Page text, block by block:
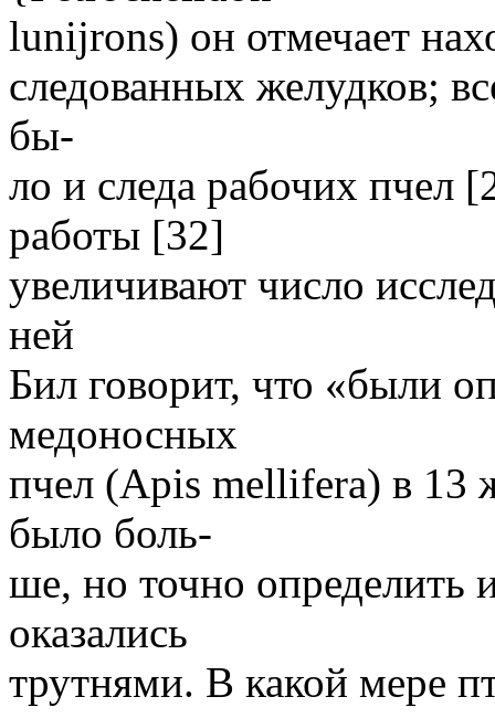
lunijrons) он отмечает
следованных желудков;
бы-
ло и следа рабочих пчел
работы [32]
увеличивают число
ней
Бил говорит, что «были
медоносных
пчел (Apis mellifera) в 13
было боль-
ше, но точно определить
оказались
трутнями. В какой мере